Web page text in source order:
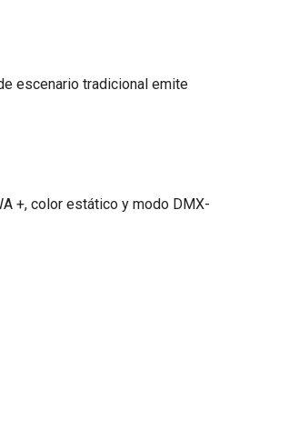
escenario tradicional emite
+, color estático y modo DMX-